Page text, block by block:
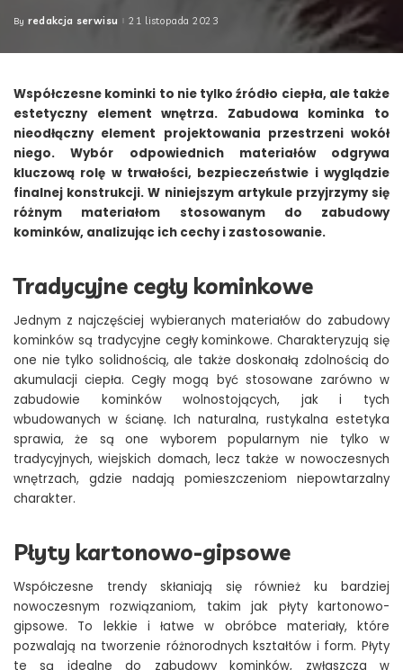
Posted
By redakcja serwisu 21 listopada 2023
Współczesne kominki to nie tylko źródło ciepła, ale także
estetyczny element wnętrza. Zabudowa kominka to
nieodłączny element projektowania przestrzeni wokół
niego. Wybór odpowiednich materiałów odgrywa
kluczową rolę w trwałości, bezpieczeństwie i wyglądzie
finalnej konstrukcji. W niniejszym artykule przyjrzymy się
różnym materiałom stosowanym do zabudowy
kominków, analizując ich cechy i zastosowanie.
Tradycyjne cegły kominkowe
Jednym z najczęściej wybieranych materiałów do zabudowy
kominków są tradycyjne cegły kominkowe. Charakteryzują się
one nie tylko solidnością, ale także doskonałą zdolnością do
akumulacji ciepła. Cegły mogą być stosowane zarówno w
zabudowie kominków wolnostojących, jak i tych
wbudowanych w ścianę. Ich naturalna, rustykalna estetyka
sprawia, że są one wyborem popularnym nie tylko w
tradycyjnych, wiejskich domach, lecz także w nowoczesnych
wnętrzach, gdzie nadają pomieszczeniom niepowtarzalny
charakter.
Płyty kartonowo-gipsowe
Współczesne trendy skłaniają się również ku bardziej
nowoczesnym rozwiązaniom, takim jak płyty kartonowo-
gipsowe. To lekkie i łatwe w obróbce materiały, które
pozwalają na tworzenie różnorodnych kształtów i form. Płyty
te są idealne do zabudowy kominków, zwłaszcza w